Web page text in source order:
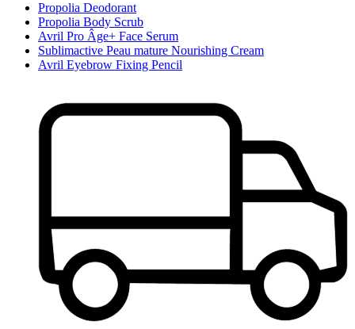
Propolia Deodorant
Propolia Body Scrub
Avril Pro Âge+ Face Serum
Sublimactive Peau mature Nourishing Cream
Avril Eyebrow Fixing Pencil